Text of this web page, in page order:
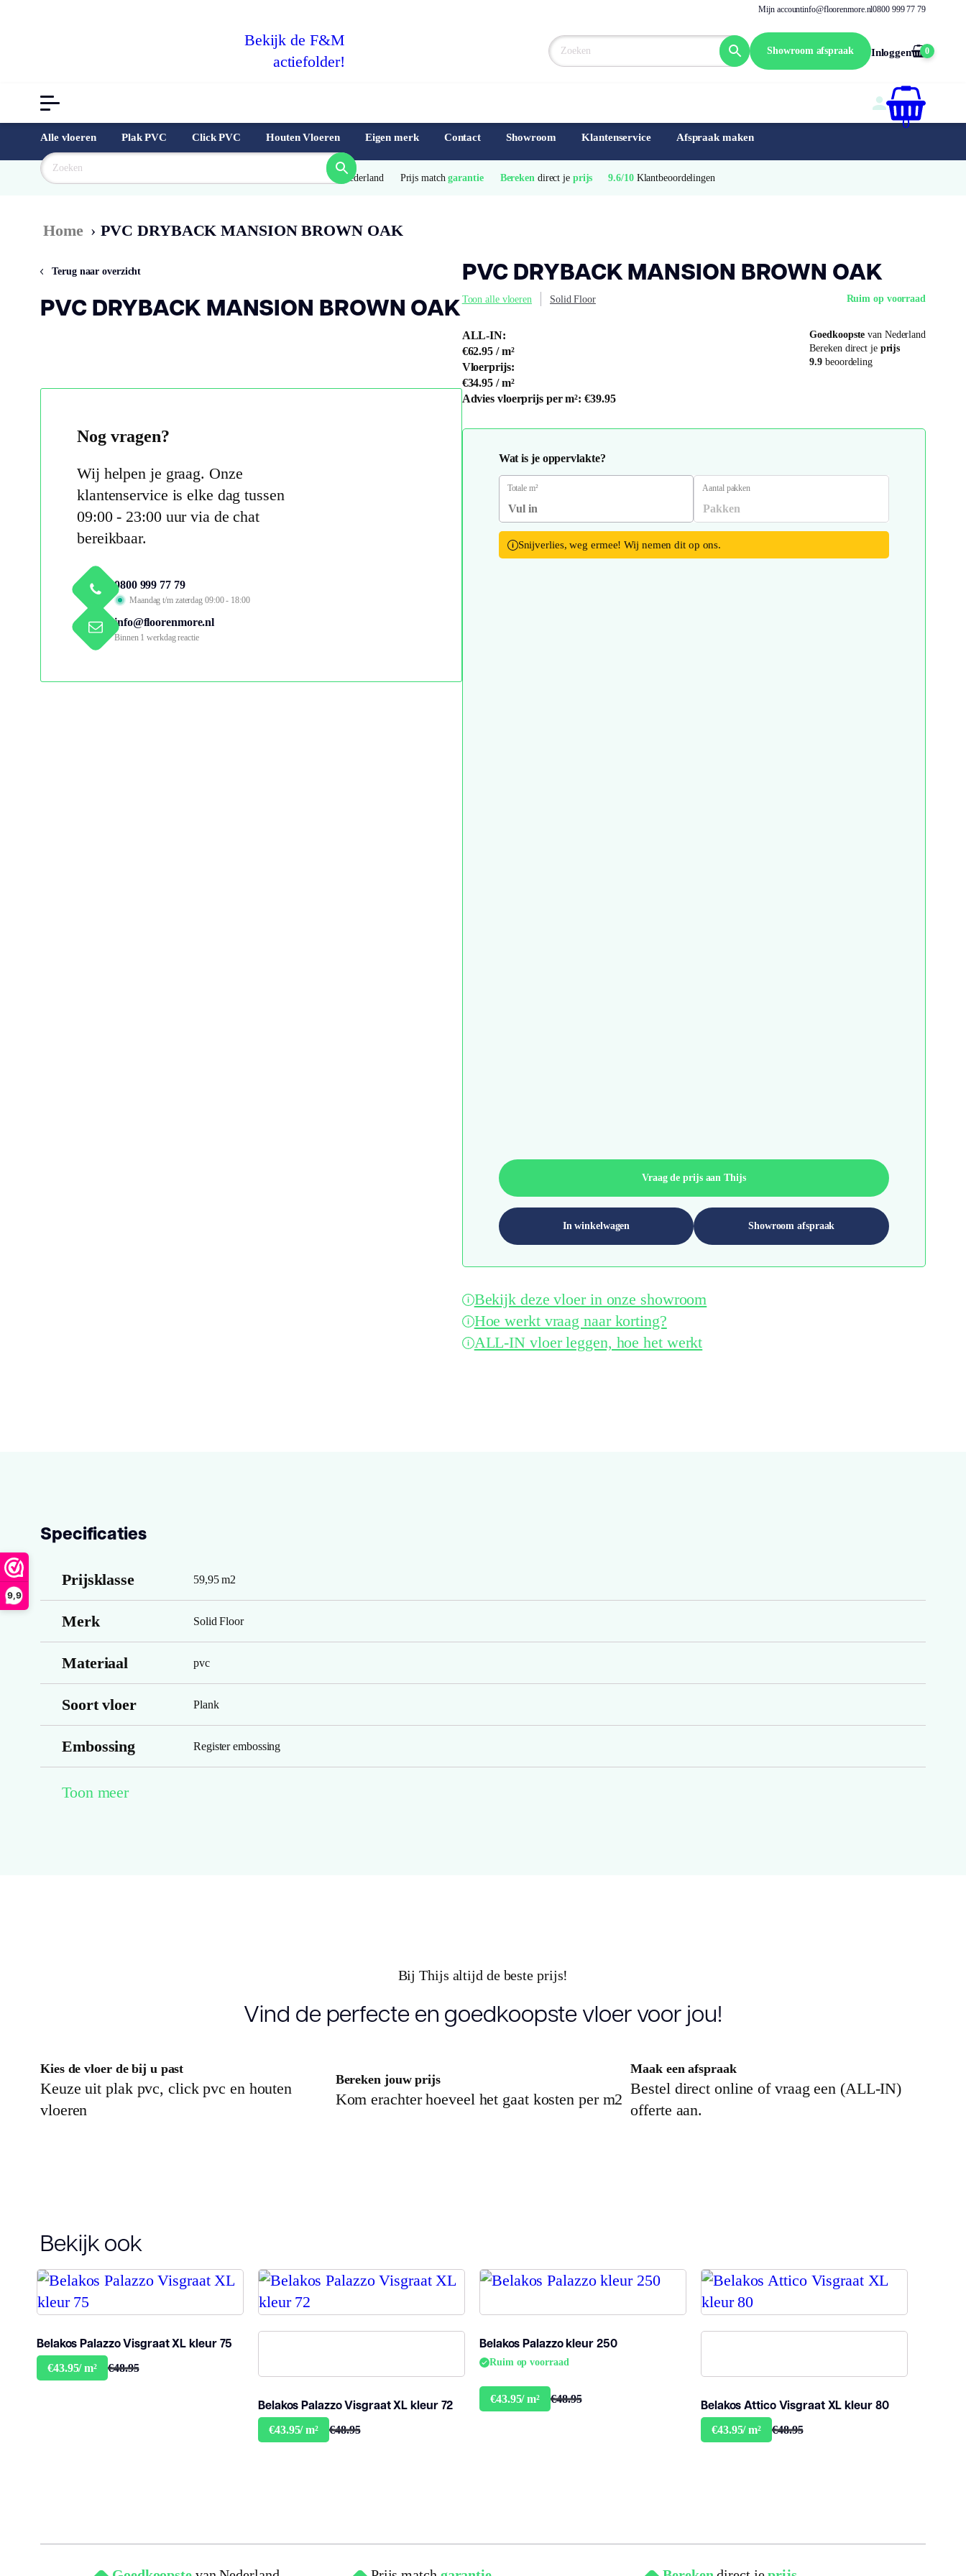
9,9
Mijn accountinfo@floorenmore.nl0800 999 77 79
Bekijk de F&M
actiefolder!
Showroom afspraak Inloggen 0
0
Alle vloeren Plak PVC Click PVC Houten Vloeren Eigen merk Contact Showroom Klantenservice Afspraak maken
van Nederland Prijs match garantie Bereken direct je prijs 9.6/10 Klantbeoordelingen
Home › PVC DRYBACK MANSION BROWN OAK
Terug naar overzicht
PVC DRYBACK MANSION BROWN OAK
Nog vragen?
Wij helpen je graag. Onze
klantenservice is elke dag tussen
09:00 - 23:00 uur via de chat
bereikbaar.
0800 999 77 79
Maandag t/m zaterdag 09:00 - 18:00
info@floorenmore.nl
Binnen 1 werkdag reactie
PVC DRYBACK MANSION BROWN OAK
Toon alle vloeren Solid Floor Ruim op voorraad
ALL-IN:
€62.95 / m²
Vloerprijs:
€34.95 / m²
Advies vloerprijs per m²: €39.95
Goedkoopstevan Nederland
Bereken direct je prijs
9.9beoordeling
Wat is je oppervlakte?
Totale m² Aantal pakken
Snijverlies, weg ermee! Wij nemen dit op ons.
Vraag de prijs aan Thijs
In winkelwagen Showroom afspraak
Bekijk deze vloer in onze showroom
Hoe werkt vraag naar korting?
ALL-IN vloer leggen, hoe het werkt
Specificaties
Prijsklasse 59,95 m2
Merk Solid Floor
Materiaal pvc
Soort vloer Plank
Embossing Register embossing
Look kleur
Vloerverwarming
geschikt
ja
Toon meer
Bij Thijs altijd de beste prijs!
Vind de perfecte en goedkoopste vloer voor jou!
Kies de vloer de bij u past
Keuze uit plak pvc, click pvc en houten
vloeren
Bereken jouw prijs
Kom erachter hoeveel het gaat kosten per m2
Maak een afspraak
Bestel direct online of vraag een (ALL-IN)
offerte aan.
Bekijk ook
Belakos Palazzo Visgraat XL kleur 75
€43.95/ m² €48.95
Belakos Palazzo Visgraat XL kleur 72
€43.95/ m² €48.95
Belakos Palazzo kleur 250
Ruim op voorraad
€43.95/ m² €48.95 Belakos Attico Visgraat XL kleur 80
€43.95/ m² €48.95